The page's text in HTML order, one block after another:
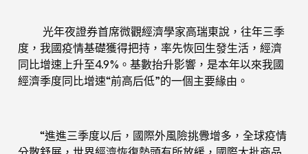
光年夜證券首席微觀經濟學家高瑞東說，往年三季
度，我國疫情基礎獲得把持，率先恢回生發生活，經濟
同比增速上升至4.9%。基數抬升影響，是本年以來我國
經濟季度同比增速“前高后低”的一個主要緣由。
“進進三季度以后，國際外風險挑釁增多，全球疫情